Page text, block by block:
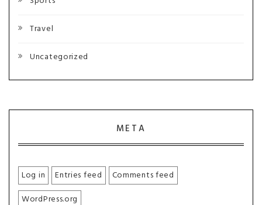
Travel
Uncategorized
META
Log in Entries feed
Comments feed
WordPress.org